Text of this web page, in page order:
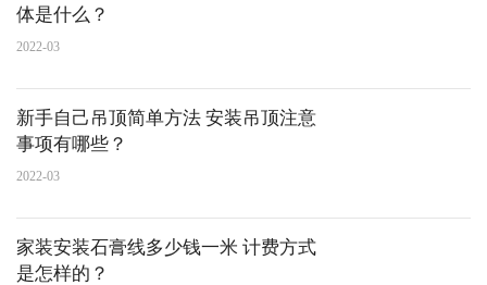
体是什么？
2022-03
新手自己吊顶简单方法 安装吊顶注意
事项有哪些？
2022-03
家装安装石膏线多少钱一米 计费方式
是怎样的？